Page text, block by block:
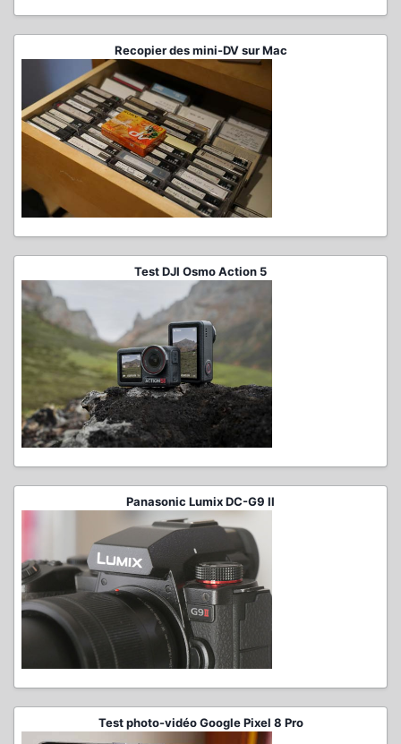
Recopier des mini-DV sur Mac
Test DJI Osmo Action 5
Panasonic Lumix DC-G9 II
Test photo-vidéo Google Pixel 8 Pro